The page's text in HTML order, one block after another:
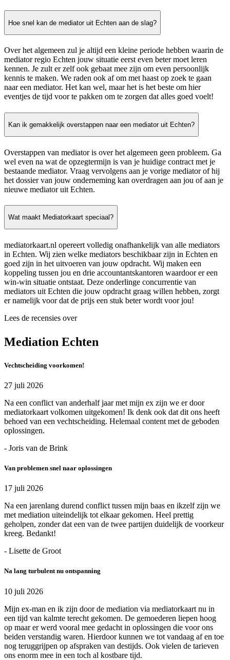
Hoe snel kan de mediator uit Echten aan de slag?
Over het algemeen zul je altijd een kleine periode hebben waarin de
mediator regio Echten jouw situatie eerst even beter moet leren
kennen. Je zult er zelf ook gebaat mee zijn om even persoonlijk
kennis te maken. We raden ook af om met haast op zoek te gaan
naar een mediator. Het kan wel, maar het is het beste om hier
eventjes de tijd voor te pakken om te zorgen dat alles goed voelt!
Kan ik gemakkelijk overstappen naar een mediator uit Echten?
Overstappen van mediator is over het algemeen geen probleem. Ga
wel even na wat de opzegtermijn is van je huidige contract met je
bestaande mediator. Vraag vervolgens aan je vorige mediator of hij
het dossier van jouw onderneming kan overdragen aan jou of aan je
nieuwe mediator uit Echten.
Wat maakt Mediatorkaart speciaal?
mediatorkaart.nl opereert volledig onafhankelijk van alle mediators
in Echten. Wij zien welke mediators beschikbaar zijn in Echten en
goed zijn in het uitvoeren van jouw opdracht. Wij maken een
koppeling tussen jou en drie accountantskantoren waardoor er een
win-win situatie ontstaat. Deze onderlinge concurrentie van
mediators uit Echten die jouw opdracht graag willen hebben, zorgt
er namelijk voor dat de prijs een stuk beter wordt voor jou!
Lees de recensies over
Mediation Echten
Vechtscheiding voorkomen!
27 juli 2026
Na een conflict van anderhalf jaar met mijn ex zijn we er door
mediatorkaart volkomen uitgekomen! Ik denk ook dat dit ons heeft
behoed van een vechtscheiding. Helemaal content met de geboden
oplossingen.
- Joris van de Brink
Van problemen snel naar oplossingen
17 juli 2026
Na een jarenlang durend conflict tussen mijn baas en ikzelf zijn we
met mediation uiteindelijk tot elkaar gekomen. Heel prettig
geholpen, zonder dat een van de twee partijen duidelijk de voorkeur
kreeg. Bedankt!
- Lisette de Groot
Na lang turbulent nu ontspanning
10 juli 2026
Mijn ex-man en ik zijn door de mediation via mediatorkaart nu in
een tijd van kalmte terecht gekomen. De gemoederen liepen hoog
op maar er werd vooral mee gedacht in oplossingen die voor ons
beiden verstandig waren. Hierdoor kunnen we tot vandaag af en toe
nog teruggrijpen op afspraken van destijds. Ook vielen de tarieven
ons enorm mee in een toch al kostbare tijd.